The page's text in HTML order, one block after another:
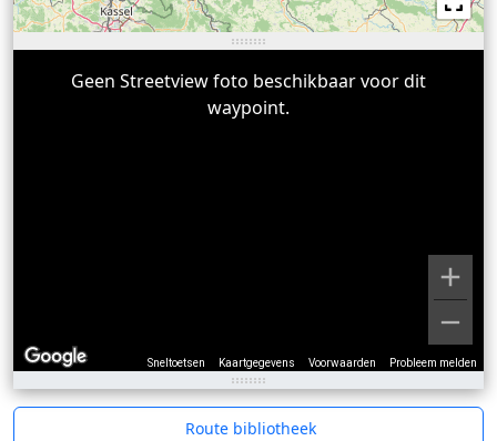
Sneltoetsen Kaartgegevens Voorwaarden Probleem melden
Geen Streetview foto beschikbaar voor dit
waypoint.
Route bibliotheek